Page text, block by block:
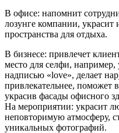
В офисе: напомнит
лозунге компании, украсит
пространства для отдыха.
В бизнесе: привлечет
место для селфи,
надписью «love», делает
привлекательнее, поможет
украсив фасады офисного
На мероприятии: украсит
неповторимую атмосферу,
уникальных фотографий.